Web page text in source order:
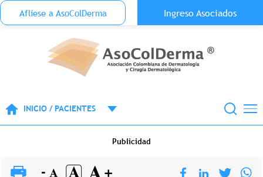
Pasar al contenido principal
Menu Top Anónimo
Aflíese a AsoColDerma Ingreso Asociados
INICIO / PACIENTES
Publicidad